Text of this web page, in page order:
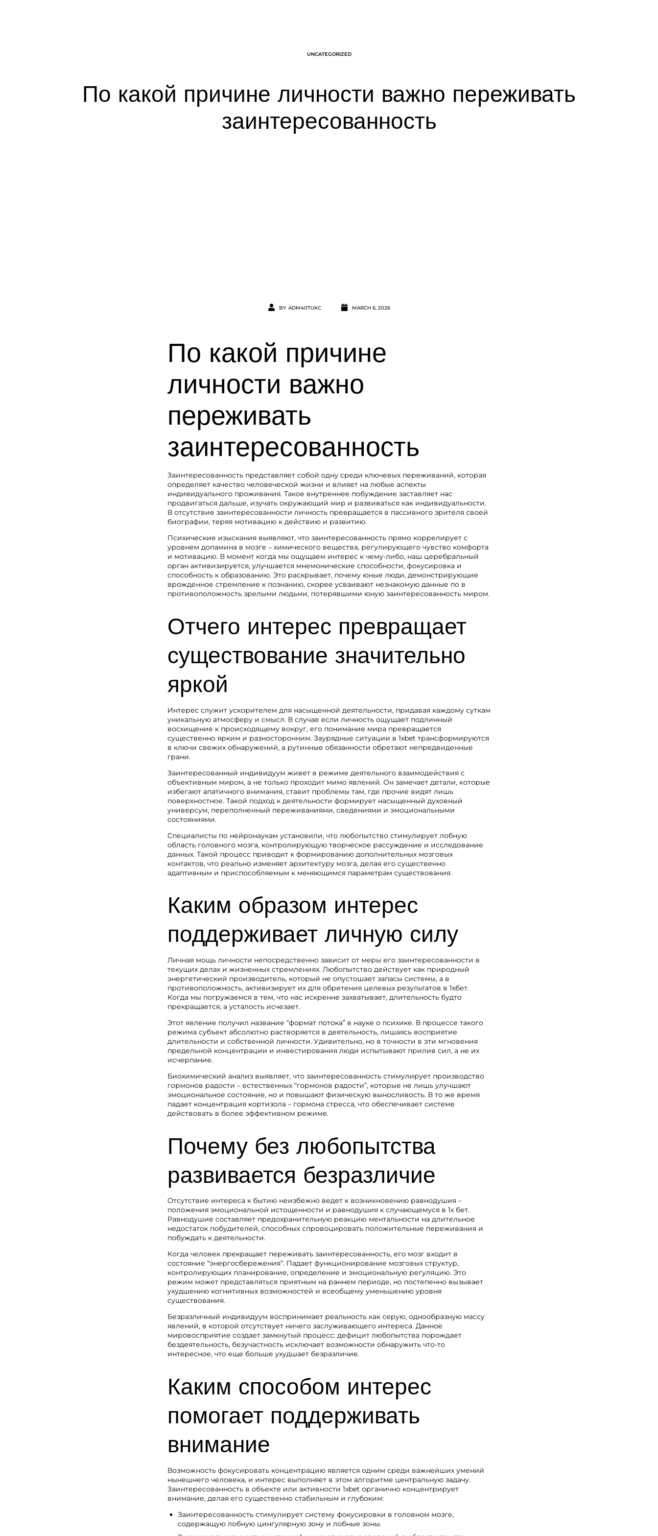
По какой причине личности важно переживать
заинтересованность
CATEGORY
UNCATEGORIZED
BY ADM40TUKC MARCH 6, 2026
По какой причине
личности важно
переживать
заинтересованность
Заинтересованность представляет собой одну среди ключевых переживаний, которая
определяет качество человеческой жизни и влияет на любые аспекты
индивидуального проживания. Такое внутреннее побуждение заставляет нас
продвигаться дальше, изучать окружающий мир и развиваться как индивидуальности.
В отсутствие заинтересованности личность превращается в пассивного зрителя своей
биографии, теряя мотивацию к действию и развитию.
Психические изыскания выявляют, что заинтересованность прямо коррелирует с
уровнем допамина в мозге – химического вещества, регулирующего чувство комфорта
и мотивацию. В момент когда мы ощущаем интерес к чему-либо, наш церебральный
орган активизируется, улучшается мнемонические способности, фокусировка и
способность к образованию. Это раскрывает, почему юные люди, демонстрирующие
врожденное стремление к познанию, скорее усваивают незнакомую данные по в
противоположность зрелыми людьми, потерявшими юную заинтересованность миром.
Отчего интерес превращает
существование значительно
яркой
Интерес служит ускорителем для насыщенной деятельности, придавая каждому суткам
уникальную атмосферу и смысл. В случае если личность ощущает подлинный
восхищение к происходящему вокруг, его понимание мира превращается
существенно ярким и разносторонним. Заурядные ситуации в 1xbet трансформируются
в ключи свежих обнаружений, а рутинные обязанности обретают непредвиденные
грани.
Заинтересованный индивидуум живет в режиме деятельного взаимодействия с
объективным миром, а не только проходит мимо явлений. Он замечает детали, которые
избегают апатичного внимания, ставит проблемы там, где прочие видят лишь
поверхностное. Такой подход к деятельности формирует насыщенный духовный
универсум, переполненный переживаниями, сведениями и эмоциональными
состояниями.
Специалисты по нейронаукам установили, что любопытство стимулирует лобную
область головного мозга, контролирующую творческое рассуждение и исследование
данных. Такой процесс приводит к формированию дополнительных мозговых
контактов, что реально изменяет архитектуру мозга, делая его существенно
адаптивным и приспособляемым к меняющимся параметрам существования.
Каким образом интерес
поддерживает личную силу
Личная мощь личности непосредственно зависит от меры его заинтересованности в
текущих делах и жизненных стремлениях. Любопытство действует как природный
энергетический производитель, который не опустошает запасы системы, а в
противоположность, активизирует их для обретения целевых результатов в 1хбет.
Когда мы погружаемся в тем, что нас искренне захватывает, длительность будто
прекращается, а усталость исчезает.
Этот явление получил название “формат потока” в науке о психике. В процессе такого
режима субъект абсолютно растворяется в деятельность, лишаясь восприятие
длительности и собственной личности. Удивительно, но в точности в эти мгновения
предельной концентрации и инвестирования люди испытывают прилив сил, а не их
исчерпание.
Биохимический анализ выявляет, что заинтересованность стимулирует производство
гормонов радости – естественных “гормонов радости”, которые не лишь улучшают
эмоциональное состояние, но и повышают физическую выносливость. В то же время
падает концентрация кортизола – гормона стресса, что обеспечивает системе
действовать в более эффективном режиме.
Почему без любопытства
развивается безразличие
Отсутствие интереса к бытию неизбежно ведет к возникновению равнодушия –
положения эмоциональной истощенности и равнодушия к случающемуся в 1х бет.
Равнодушие составляет предохранительную реакцию ментальности на длительное
недостаток побудителей, способных спровоцировать положительные переживания и
побуждать к деятельности.
Когда человек прекращает переживать заинтересованность, его мозг входит в
состояние “энергосбережения”. Падает функционирование мозговых структур,
контролирующих планирование, определение и эмоциональную регуляцию. Это
режим может представляться приятным на раннем периоде, но постепенно вызывает
ухудшению когнитивных возможностей и всеобщему уменьшению уровня
существования.
Безразличный индивидуум воспринимает реальность как серую, однообразную массу
явлений, в которой отсутствует ничего заслуживающего интереса. Данное
мировосприятие создает замкнутый процесс: дефицит любопытства порождает
бездеятельность, безучастность исключает возможности обнаружить что-то
интересное, что еще больше ухудшает безразличие.
Каким способом интерес
помогает поддерживать
внимание
Возможность фокусировать концентрацию является одним среди важнейших умений
нынешнего человека, и интерес выполняет в этом алгоритме центральную задачу.
Заинтересованность в объекте или активности 1xbet органично концентрирует
внимание, делая его существенно стабильным и глубоким:
Заинтересованность стимулирует систему фокусировки в головном мозге,
содержащую лобную цингулярную зону и лобные зоны.